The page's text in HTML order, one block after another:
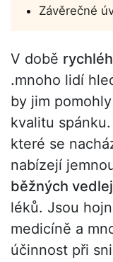
Závěrečné
V době
.mnoho lidí
by jim
kvalitu
které se
nabízejí
běžných
léků. Jsou
medicíně a
účinnost při